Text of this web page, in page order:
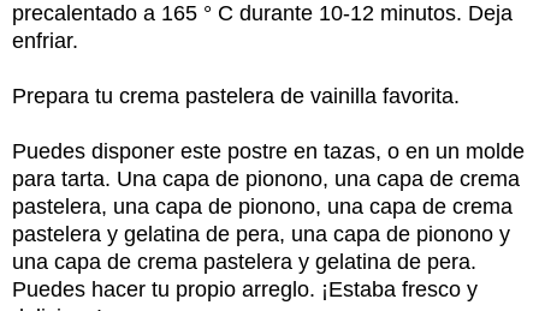
precalentado a 165 ° C durante 10-12 minutos. Deja
enfriar.
Prepara tu crema pastelera de vainilla favorita.
Puedes disponer este postre en tazas, o en un molde
para tarta. Una capa de pionono, una capa de crema
pastelera, una capa de pionono, una capa de crema
pastelera y gelatina de pera, una capa de pionono y
una capa de crema pastelera y gelatina de pera.
Puedes hacer tu propio arreglo. ¡Estaba fresco y